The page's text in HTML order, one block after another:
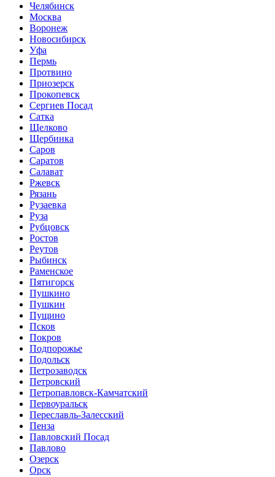
Челябинск
Москва
Воронеж
Новосибирск
Уфа
Пермь
Протвино
Приозерск
Прокопевск
Сергиев Посад
Сатка
Щелково
Щербинка
Саров
Саратов
Салават
Ржевск
Рязань
Рузаевка
Руза
Рубцовск
Ростов
Реутов
Рыбинск
Раменское
Пятигорск
Пушкино
Пушкин
Пущино
Псков
Покров
Подпорожье
Подольск
Петрозаводск
Петровский
Петропавловск-Камчатский
Первоуральск
Переславль-Залесский
Пенза
Павловский Посад
Павлово
Озерск
Орск